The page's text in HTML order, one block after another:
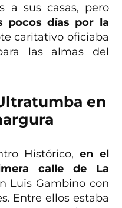
a sus casas, pero
pocos días por la
caritativo oficiaba
las almas del
en
Histórico,en el
calle de La
Luis Gambino con
Entre ellos estaba